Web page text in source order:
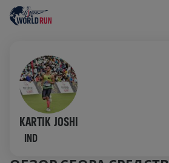
KARTIK JOSHI
IND